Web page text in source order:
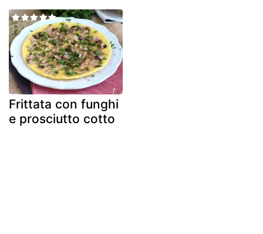
Frittata con funghi
e prosciutto cotto